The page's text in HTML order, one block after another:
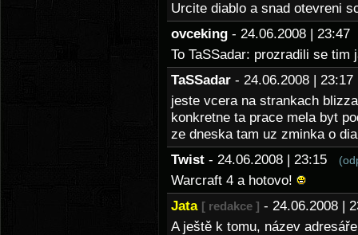
Urcite diablo a snad otevreni
ovceking - 24.06.2008 |
To TaSSadar: prozradili se
TaSSadar - 24.06.2008 |
jeste vcera na strankach
konkretne ta prace mela byt
ze dneska tam uz zminka o
Twist - 24.06.2008 | 23:15
Warcraft 4 a hotovo!
Jata [ redakce ] - 24.06.2008 |
A ještě k tomu, název